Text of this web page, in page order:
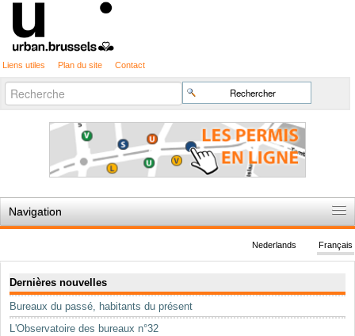
Liens utiles Plan du site Contact
Chercher par
Recherche
avancée…
Navigation
Règles du jeu
Permis d'urbanisme
Cartographie
Français
Nederlands
Dernières nouvelles
Bureaux du passé, habitants du présent
L'Observatoire des bureaux n°32